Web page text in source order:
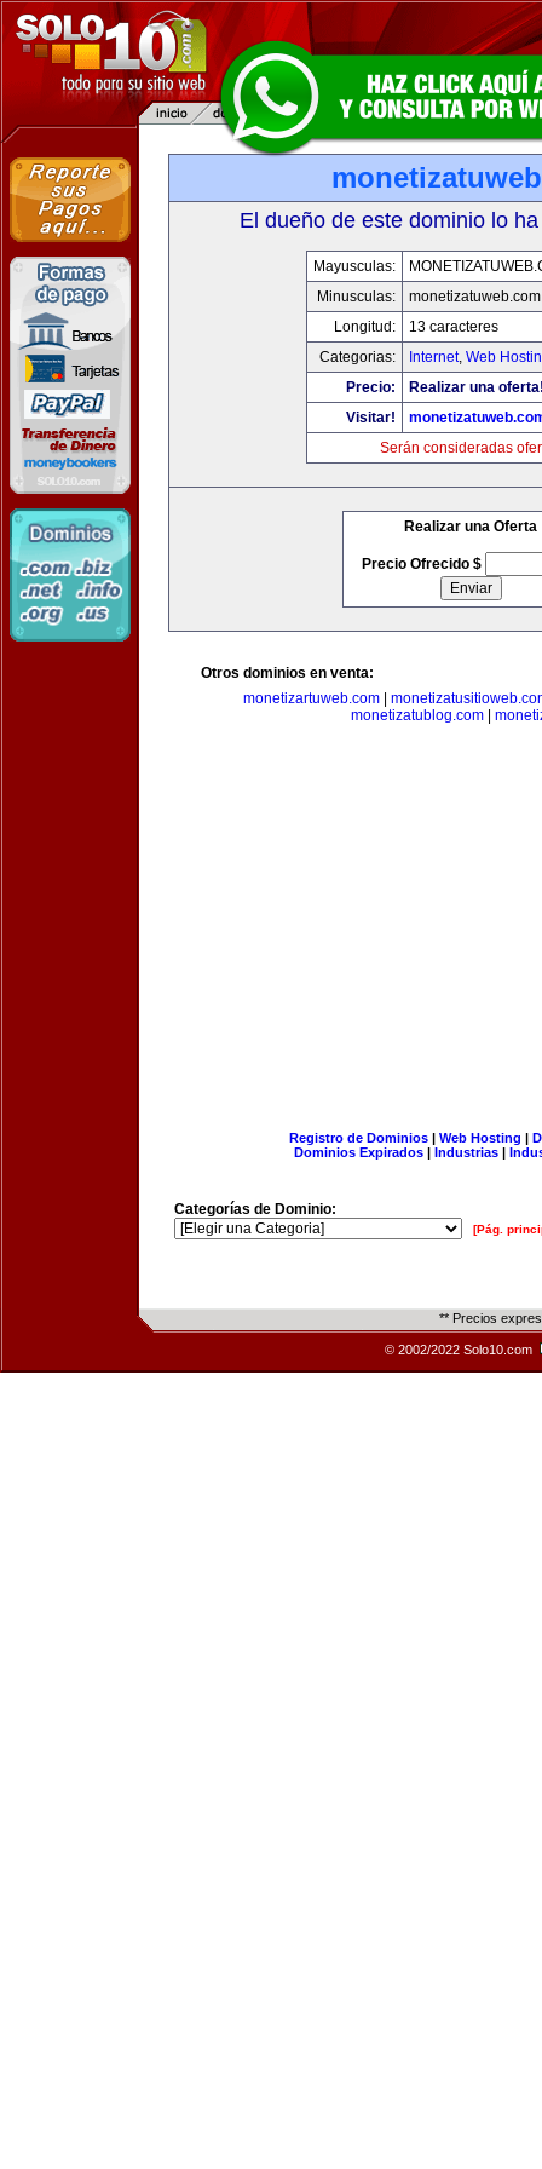
El dueño de este dominio lo
Mayusculas:
Minusculas:
monetizatuweb.com
Longitud:
13 caracteres
Categorias:
Internet, Web
Precio:
Realizar una
Visitar!
Serán consideradas
Realizar una Oferta
Precio Ofrecido $
Otros dominios en venta:
monetizartuweb.com|
monetizatublog.com|
Registro de Dominios| Web Hosting |
Dominios Expirados | Industrias |
Categorías de Dominio:
[Pág.
** Precios
© 2002/2022 Solo10.com